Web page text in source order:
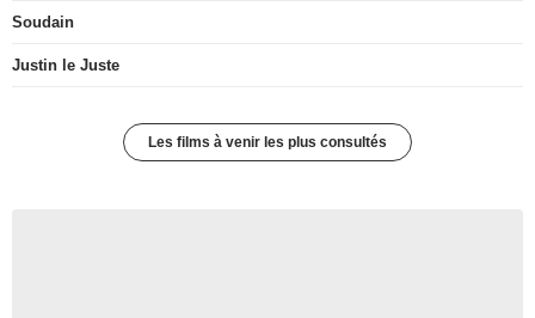
Soudain
Justin le Juste
Les films à venir les plus consultés